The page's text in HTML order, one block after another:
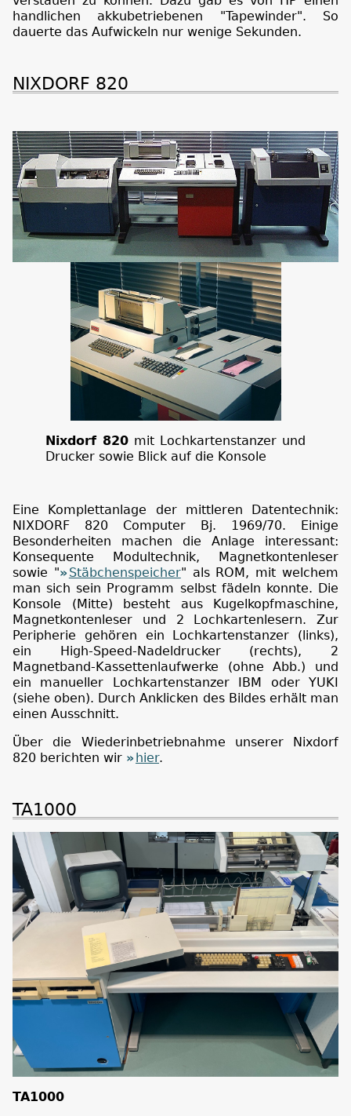
handlichen akkubetriebenen "Tapewinder". So
dauerte das Aufwickeln nur wenige Sekunden.
NIXDORF 820
Nixdorf 820mit Lochkartenstanzer und
Drucker sowie Blick auf die Konsole
Eine Komplettanlage der mittleren Datentechnik:
NIXDORF 820 Computer Bj. 1969/70. Einige
Besonderheiten machen die Anlage interessant:
Konsequente Modultechnik, Magnetkontenleser
sowie "
Stäbchenspeicher" als ROM, mit welchem
man sich sein Programm selbst fädeln konnte. Die
Konsole (Mitte) besteht aus Kugelkopfmaschine,
Magnetkontenleser und 2 Lochkartenlesern. Zur
Peripherie gehören ein Lochkartenstanzer (links),
ein High-Speed-Nadeldrucker (rechts), 2
Magnetband-Kassettenlaufwerke (ohne Abb.) und
ein manueller Lochkartenstanzer IBM oder YUKI
(siehe oben). Durch Anklicken des Bildes erhält man
einen Ausschnitt.
Über die Wiederinbetriebnahme unserer Nixdorf
820 berichten wir
hier.
TA1000
TA1000